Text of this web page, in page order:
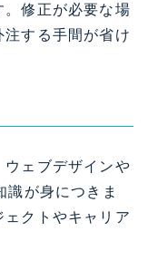
。修正が必要な場
する手間が省け
ウェブデザインや
識が身につきま
クトやキャリア